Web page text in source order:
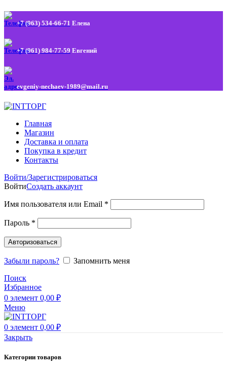
+7 (963) 534-66-71 Елена
+7 (961) 984-77-59 Евгений
evgeniy-nechaev-1989@mail.ru
Главная
Магазин
Доставка и оплата
Покупка в кредит
Контакты
Войти/Зарегистрироваться
ВойтиСоздать аккаунт
Имя пользователя или Email *
Пароль *
Авторизоваться
Забыли пароль?
Запомнить меня
Поиск
Избранное
0 элемент 0,00 ₽
Меню
0 элемент 0,00 ₽
Закрыть
Категории товаров